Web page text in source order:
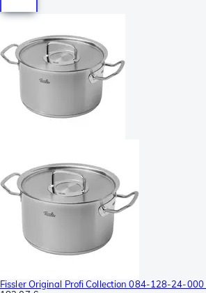
Fissler Original Profi Collection 084-128-24-000